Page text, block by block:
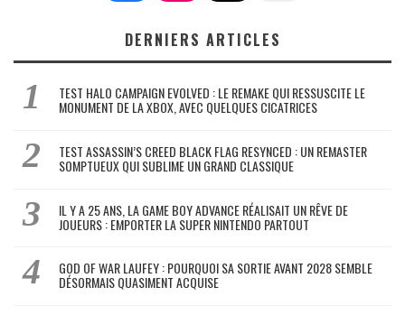
DERNIERS ARTICLES
TEST HALO CAMPAIGN EVOLVED : LE REMAKE QUI RESSUSCITE LE
MONUMENT DE LA XBOX, AVEC QUELQUES CICATRICES
TEST ASSASSIN’S CREED BLACK FLAG RESYNCED : UN REMASTER
SOMPTUEUX QUI SUBLIME UN GRAND CLASSIQUE
IL Y A 25 ANS, LA GAME BOY ADVANCE RÉALISAIT UN RÊVE DE
JOUEURS : EMPORTER LA SUPER NINTENDO PARTOUT
GOD OF WAR LAUFEY : POURQUOI SA SORTIE AVANT 2028 SEMBLE
DÉSORMAIS QUASIMENT ACQUISE